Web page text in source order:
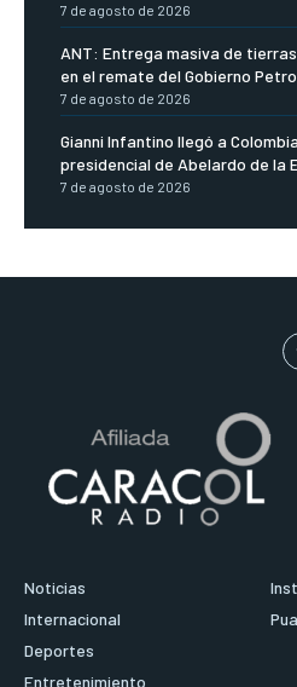
7 de agosto de 2026
ANT: Entrega masiva de
en el remate del Gobierno Petro
7 de agosto de 2026
Gianni Infantino llegó a
presidencial de Abelardo de la
7 de agosto de 2026
Noticias
Internacional
Deportes
Entretenimiento